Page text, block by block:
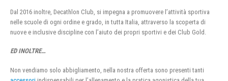
Dal 2016 inoltre, Decathlon Club, si impegna a promuovere l’attività sportiva
nelle scuole di ogni ordine e grado, in tutta Italia, attraverso la scoperta di
nuove e inclusive discipline con l’aiuto dei propri sportivi e dei Club Gold.
ED INOLTRE…
Non vendiamo solo abbigliamento, nella nostra offerta sono presenti tanti